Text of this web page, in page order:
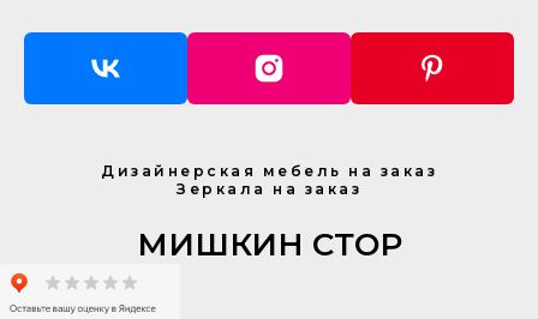
Дизайнерская мебель на заказ
Зеркала на заказ
МИШКИН СТОР